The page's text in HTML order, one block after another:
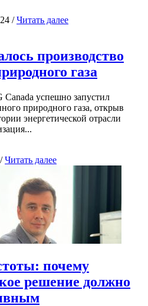
/Читать далее
производство
газа
успешно запустил
природного газа, открыв
энергетической отрасли
Читать далее
почему
решение должно